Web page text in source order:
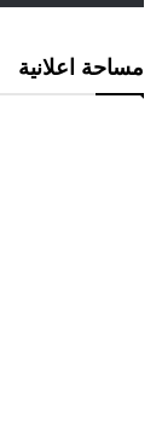
مساحة اعلانية